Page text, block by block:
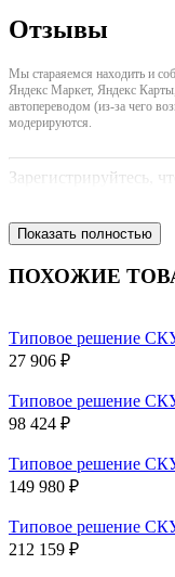
Отзывы
Мы стараяемся находить и
Яндекс Маркет, Яндекс
автопереводом (из-за чего
модерируются.
Зарегистрируйтесь,
Показать полностью
ПОХОЖИЕ
Типовое решение
27 906 ₽
Типовое решение
98 424 ₽
Типовое решение
149 980 ₽
Типовое решение
212 159 ₽